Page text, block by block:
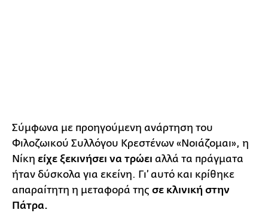
Σύμφωνα με προηγούμενη ανάρτηση του
Φιλοζωικού Συλλόγου Κρεστένων «Νοιάζομαι», η
Νίκη είχε ξεκινήσει να τρώει αλλά τα πράγματα
ήταν δύσκολα για εκείνη. Γι’ αυτό και κρίθηκε
απαραίτητη η μεταφορά της σε κλινική στην
Πάτρα.